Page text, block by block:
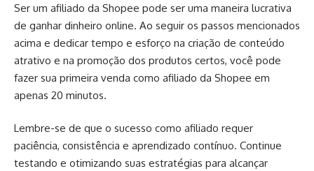
Ser um afiliado da Shopee pode ser uma maneira lucrativa
de ganhar dinheiro online. Ao seguir os passos mencionados
acima e dedicar tempo e esforço na criação de conteúdo
atrativo e na promoção dos produtos certos, você pode
fazer sua primeira venda como afiliado da Shopee em
apenas 20 minutos.
Lembre-se de que o sucesso como afiliado requer
paciência, consistência e aprendizado contínuo. Continue
testando e otimizando suas estratégias para alcançar